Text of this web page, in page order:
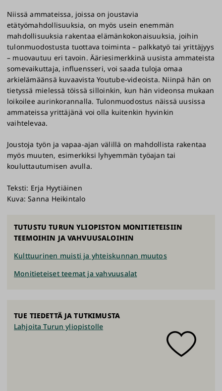
Niissä ammateissa, joissa on joustavia
etätyömahdollisuuksia, on myös usein enemmän
mahdollisuuksia rakentaa elämänkokonaisuuksia, joihin
tulonmuodostusta tuottava toiminta – palkkatyö tai yrittäjyys
– muovautuu eri tavoin. Ääriesimerkkinä uusista ammateista
somevaikuttaja, influensseri, voi saada tuloja omaa
arkielämäänsä kuvaavista Youtube-videoista. Niinpä hän on
tietyssä mielessä töissä silloinkin, kun hän videonsa mukaan
loikoilee aurinkorannalla. Tulonmuodostus näissä uusissa
ammateissa yrittäjänä voi olla kuitenkin hyvinkin
vaihtelevaa.
Joustoja työn ja vapaa-ajan välillä on mahdollista rakentaa
myös muuten, esimerkiksi lyhyemmän työajan tai
kouluttautumisen avulla.
Teksti: Erja Hyytiäinen
Kuva: Sanna Heikintalo
TUTUSTU TURUN YLIOPISTON MONITIETEISIIN
TEEMOIHIN JA VAHVUUSALOIHIN
Kulttuurinen muisti ja yhteiskunnan muutos
Monitieteiset teemat ja vahvuusalat
TUE TIEDETTÄ JA TUTKIMUSTA
Lahjoita Turun yliopistolle